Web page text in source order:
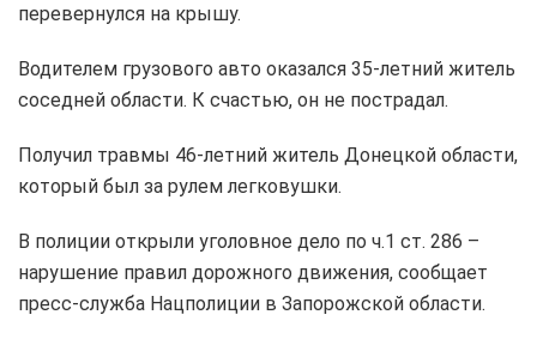
перевернулся на крышу.
Водителем грузового авто оказался 35-летний житель
соседней области. К счастью, он не пострадал.
Получил травмы 46-летний житель Донецкой области,
который был за рулем легковушки.
В полиции открыли уголовное дело по ч.1 ст. 286 –
нарушение правил дорожного движения, сообщает
пресс-служба Нацполиции в Запорожской области.